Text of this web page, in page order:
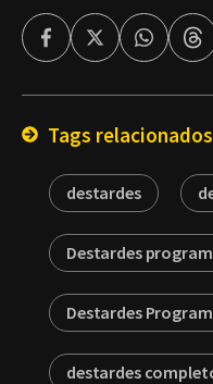
FacebookTwitter
Tags relacionados
destardes
Destardes
Destardes
destardes